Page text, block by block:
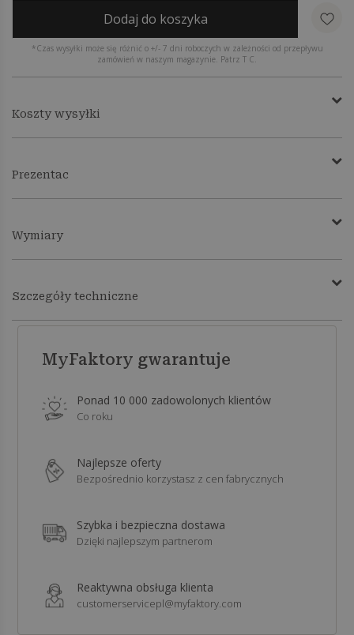
Dodaj do koszyka
*Czas wysyłki może się różnić o +/- 7 dni roboczych w zależności od przepływu
zamówień w naszym magazynie. Patrz T C.
Koszty wysyłki
Prezentac
Wymiary
Szczegóły techniczne
MyFaktory gwarantuje
Ponad 10 000 zadowolonych klientów
Co roku
Najlepsze oferty
Bezpośrednio korzystasz z cen fabrycznych
Szybka i bezpieczna dostawa
Dzięki najlepszym partnerom
Reaktywna obsługa klienta
customerservicepl@myfaktory.com